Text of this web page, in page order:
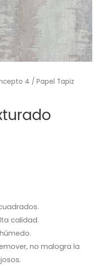
4 / Papel Tapiz
calidad.
no malogra la